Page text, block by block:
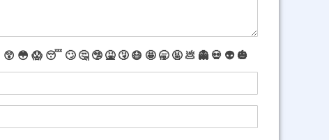
😲 😳 😱 😴 🙄 🤔 🤥 🤮 🤧 😷 🤩 🥱 🤬 💩 👻 💀 👽 🎃